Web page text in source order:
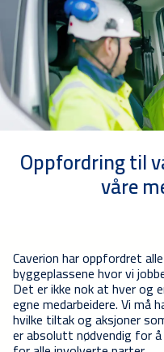
Oppfordring til
våre
Caverion har oppfordret
byggeplassene hvor vi
Det er ikke nok at hver
egne medarbeidere. Vi
hvilke tiltak og aksjoner
er absolutt nødvendig for